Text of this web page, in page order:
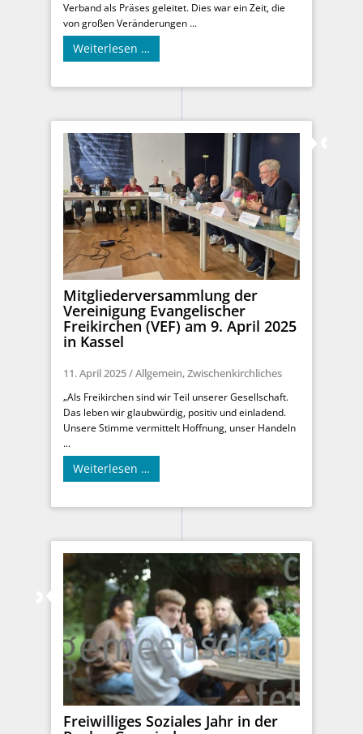
Verband als Präses geleitet. Dies war ein Zeit, die
von großen Veränderungen ...
Weiterlesen …
Mitgliederversammlung der
Vereinigung Evangelischer
Freikirchen (VEF) am 9. April 2025
in Kassel
11. April 2025/Allgemein,Zwischenkirchliches
„Als Freikirchen sind wir Teil unserer Gesellschaft.
Das leben wir glaubwürdig, positiv und einladend.
Unsere Stimme vermittelt Hoffnung, unser Handeln
...
Weiterlesen …
Freiwilliges Soziales Jahr in der